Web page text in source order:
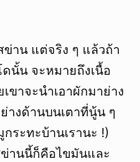
ข่าน แต่จริง ๆ แล้วถ้า
ดนั้น จะหมายถึงเนื้อ
ขาจะนำเอาผักมาย่าง
างด้านบนเตาที่นู้น ๆ
ระทะบ้านเรานะ !)
านนี้ก็คือไขมันและ